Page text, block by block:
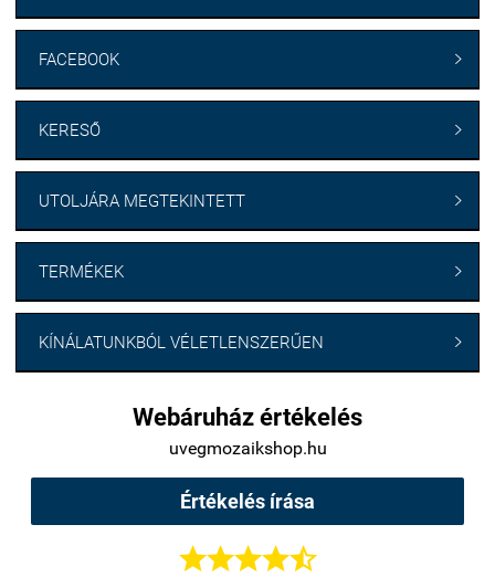
FACEBOOK 
KERESŐ 
UTOLJÁRA MEGTEKINTETT 
TERMÉKEK 
KÍNÁLATUNKBÓL VÉLETLENSZERŰEN 
Webáruház értékelés
uvegmozaikshop.hu
Értékelés írása
